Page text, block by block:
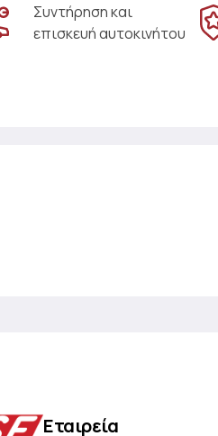
Συντήρηση και
επισκευή αυτοκινήτου
Εταιρεία